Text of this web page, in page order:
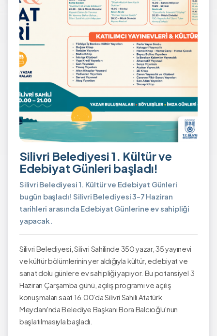
Silivri Belediyesi 1. Kültür ve
Edebiyat Günleri başladı!
Silivri Belediyesi 1. Kültür ve Edebiyat Günleri
bugün başladı! Silivri Belediyesi 3-7 Haziran
tarihleri arasında Edebiyat Günlerine ev sahipliği
yapacak.
Silivri Belediyesi, Silivri Sahilinde 350 yazar, 35 yayınevi
ve kültür bölümlerinin yer aldığıyla kültür, edebiyat ve
sanat dolu günlere ev sahipliği yapıyor. Bu potansiyel 3
Haziran Çarşamba günü, açılış programı ve açılış
konuşmaları saat 16.00'da Silivri Sahili Atatürk
Meydanı'nda Belediye Başkanı Bora Balcıoğlu'nun
başlatılmasıyla başladı.